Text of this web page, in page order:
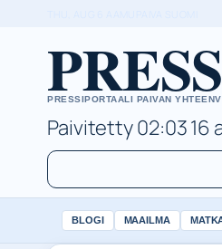
PRESSIPORTAALI PAIVAN
Paivitetty 02:0316
BLOGI MAAILMA